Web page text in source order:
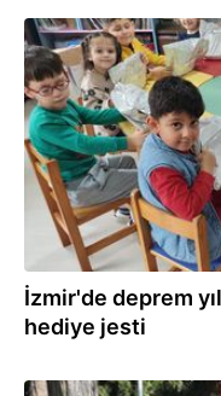
06.02.2024
İzmir'de deprem
hediye jesti